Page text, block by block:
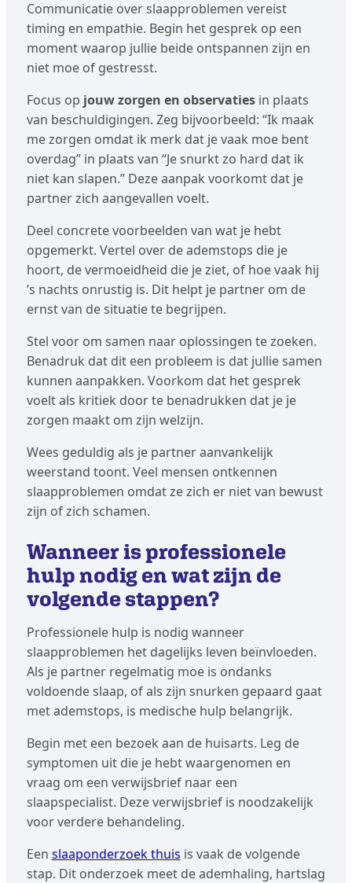
Communicatie over slaapproblemen vereist
timing en empathie. Begin het gesprek op een
moment waarop jullie beide ontspannen zijn en
niet moe of gestresst.
Focus op jouw zorgen en observatiesin plaats
van beschuldigingen. Zeg bijvoorbeeld: “Ik maak
me zorgen omdat ik merk dat je vaak moe bent
overdag” in plaats van “Je snurkt zo hard dat ik
niet kan slapen.” Deze aanpak voorkomt dat je
partner zich aangevallen voelt.
Deel concrete voorbeelden van wat je hebt
opgemerkt. Vertel over de ademstops die je
hoort, de vermoeidheid die je ziet, of hoe vaak hij
’s nachts onrustig is. Dit helpt je partner om de
ernst van de situatie te begrijpen.
Stel voor om samen naar oplossingen te zoeken.
Benadruk dat dit een probleem is dat jullie samen
kunnen aanpakken. Voorkom dat het gesprek
voelt als kritiek door te benadrukken dat je je
zorgen maakt om zijn welzijn.
Wees geduldig als je partner aanvankelijk
weerstand toont. Veel mensen ontkennen
slaapproblemen omdat ze zich er niet van bewust
zijn of zich schamen.
Wanneer is professionele
hulp nodig en wat zijn de
volgende stappen?
Professionele hulp is nodig wanneer
slaapproblemen het dagelijks leven beïnvloeden.
Als je partner regelmatig moe is ondanks
voldoende slaap, of als zijn snurken gepaard gaat
met ademstops, is medische hulp belangrijk.
Begin met een bezoek aan de huisarts. Leg de
symptomen uit die je hebt waargenomen en
vraag om een verwijsbrief naar een
slaapspecialist. Deze verwijsbrief is noodzakelijk
voor verdere behandeling.
Een slaaponderzoek thuis is vaak de volgende
stap. Dit onderzoek meet de ademhaling, hartslag